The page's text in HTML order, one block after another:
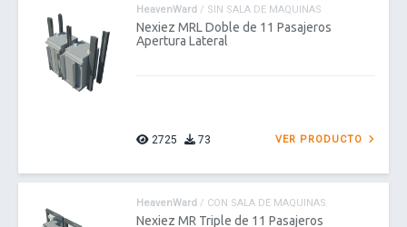
HeavenWard / SIN SALA DE MAQUINAS
Nexiez MRL Doble de 11 Pasajeros
Apertura Lateral
2725 73 VER PRODUCTO
HeavenWard / CON SALA DE MAQUINAS
Nexiez MR Triple de 11 Pasajeros